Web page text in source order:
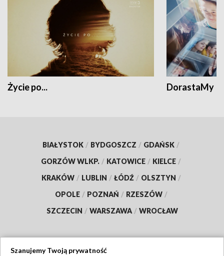
Życie po... DorastaMy
BIAŁYSTOK / BYDGOSZCZ / GDAŃSK /
GORZÓW WLKP. / KATOWICE / KIELCE /
KRAKÓW / LUBLIN / ŁÓDŹ / OLSZTYN /
OPOLE / POZNAŃ / RZESZÓW /
SZCZECIN / WARSZAWA / WROCŁAW
Szanujemy Twoją prywatność